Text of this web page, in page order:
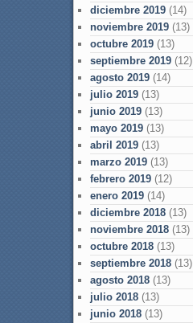
diciembre 2019(14)
noviembre 2019(13)
octubre 2019(13)
septiembre 2019(12)
agosto 2019(14)
julio 2019(13)
junio 2019(13)
mayo 2019(13)
abril 2019(13)
marzo 2019(13)
febrero 2019(12)
enero 2019(14)
diciembre 2018(13)
noviembre 2018(13)
octubre 2018(13)
septiembre 2018(13)
agosto 2018(13)
julio 2018(13)
junio 2018(13)